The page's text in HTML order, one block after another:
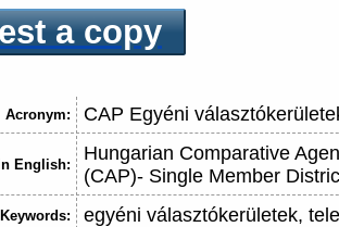
a copy
Acronym: CAP Egyéni
English:
Hungarian Comparative
(CAP)- Single Member
Keywords: egyéni választókerületek,